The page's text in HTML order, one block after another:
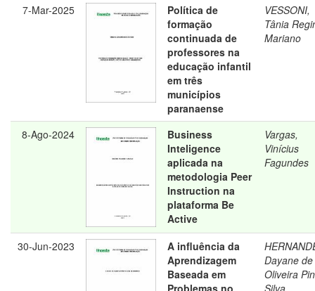
7-Mar-2025
Política de
formação
continuada de
professores na
educação infantil
em três
municípios
paranaense
VESSONI,
Tânia
Mariano
8-Ago-2024
Business
Inteligence
aplicada na
metodologia Peer
Instruction na
plataforma Be
Active
Vargas,
Vinícius
Fagundes
30-Jun-2023
A influência da
Aprendizagem
Baseada em
Problemas no
Dayane de
Oliveira
Silva